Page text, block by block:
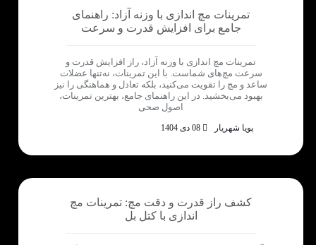
تمرینات مچ اندازی با وزنه آزاد: راهنمای
جامع برای افزایش قدرت و سرعت
تمرینات مچ اندازی با وزنه آزاد، راز افزایش قدرت و
سرعت مچ‌های شماست. با این تمرینات، نه‌تنها عضلات
ساعد و مچ را تقویت می‌کنید، بلکه تعادل و هماهنگی را نیز
بهبود می‌بخشید. در این راهنمای جامع، بهترین تمرینات،
اصول صحی
پویا شهریار
کشف راز قدرت و دقت مچ: تمرینات مچ
اندازی با کتل بل